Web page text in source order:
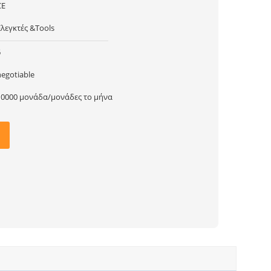
&Tools
μονάδα/μονάδες το μήνα